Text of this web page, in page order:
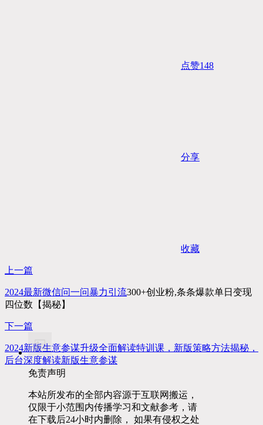
点赞148
分享
收藏
上一篇
2024最新微信问一问暴力引流300+创业粉,条条爆款单日变现
四位数【揭秘】
下一篇
2024新版生意参谋升级全面解读特训课，新版策略方法揭秘，
后台深度解读新版生意参谋
免责声明
本站所发布的全部内容源于互联网搬运，
仅限于小范围内传播学习和文献参考，请
在下载后24小时内删除， 如果有侵权之处